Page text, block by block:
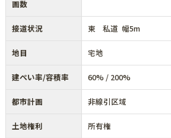
画数
接道状況 東 私道 幅5m
地目 宅地
建ぺい率/容積率 60% / 200%
都市計画 非線引区域
土地権利 所有権